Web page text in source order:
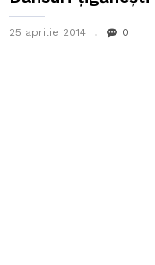
25 aprilie 2014 0